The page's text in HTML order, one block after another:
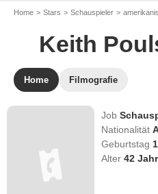
Home Stars Schauspieler
Keith
Home Filmografie
Job
Nationalität
Geburtstag
Alter42